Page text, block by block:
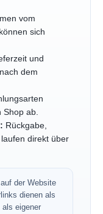
vom
sich
und
dem
Shop ab.
Rückgabe,
direkt über
der Website
dienen als
als eigener